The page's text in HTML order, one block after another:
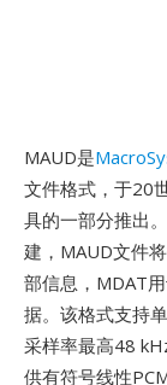
MAUD是
文件格式，于20
具的一部分推出
建，MAUD文件
部信息，MDAT
据。该格式支持
采样率最高48
供有符号线性